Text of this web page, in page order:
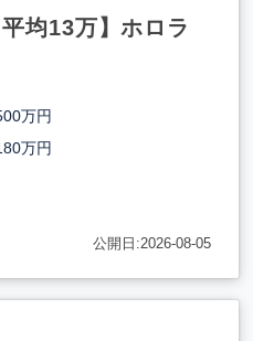
均13万】ホロラ
万円
万円
公開日:2026-08-05